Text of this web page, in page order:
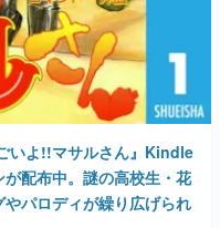
いよ!!マサルさん』Kindle
配布中。謎の高校生・花
パロディが繰り広げられ
2026年5月18日 公開